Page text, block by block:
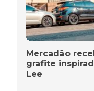
Mercadão
grafite
Lee